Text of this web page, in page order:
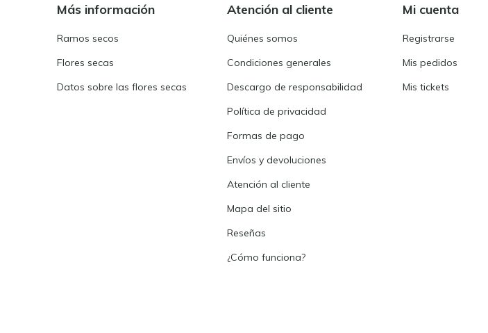
Más información
Ramos secos
Flores secas
Datos sobre las flores secas
Atención al cliente
Quiénes somos
Condiciones generales
Descargo de responsabilidad
Política de privacidad
Formas de pago
Envíos y devoluciones
Atención al cliente
Mapa del sitio
Reseñas
¿Cómo funciona?
Mi cuenta
Registrarse
Mis pedidos
Mis tickets